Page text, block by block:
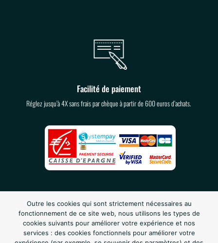
Facilité de paiement
Réglez jusqu’à 4X sans frais par chèque à partir de 600 euros d’achats.
Outre les cookies qui sont strictement nécessaires au
fonctionnement de ce site web, nous utilisons les types de
cookies suivants pour améliorer votre expérience et nos
services : des cookies fonctionnels pour améliorer votre